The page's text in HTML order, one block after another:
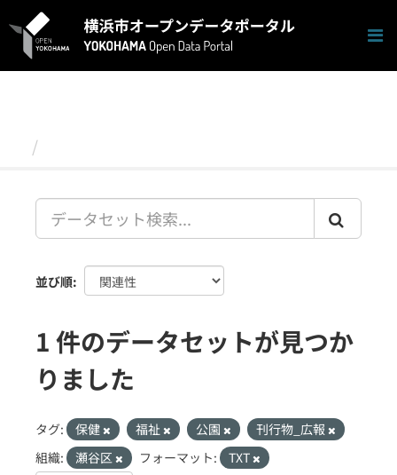
キ
並び順
1 件のデータセットが見つか
りました
タグ: 保健 福祉 公園
刊行物_広報
組織:
瀬谷区 フォーマット:
TXT